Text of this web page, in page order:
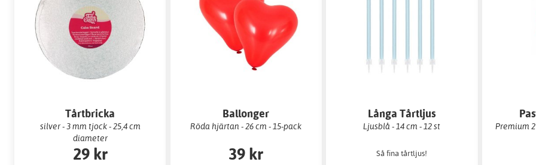
Tårtbricka
silver - 3 mm tjock - 25,4 cm
diameter
29 kr
Ballonger
Röda hjärtan - 26 cm - 15-pack
39 kr
Långa Tårtljus
Ljusblå - 14 cm - 12 st
Så fina tårtljus!
Premium